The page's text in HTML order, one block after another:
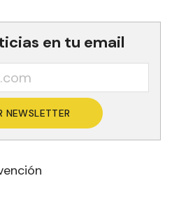
en tu email
NEWSLETTER